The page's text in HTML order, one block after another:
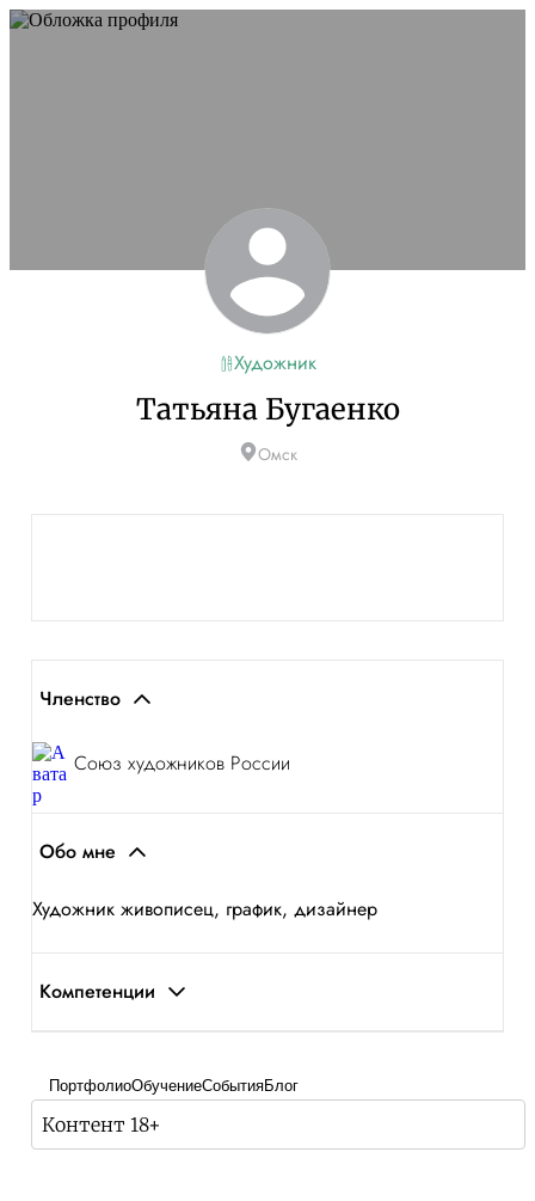
Художник
Татьяна Бугаенко
Омск
Членство
Союз художников России
Обо мне
Художник живописец, график, дизайнер
Компетенции
ПортфолиоОбучениеСобытияБлог
Контент 18+